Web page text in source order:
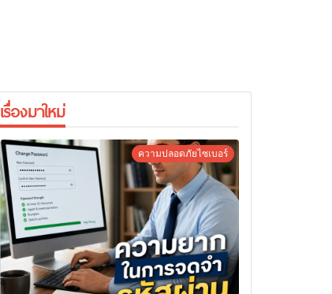
เรื่องมาใหม่
ความปลอดภัยไซเบอร์